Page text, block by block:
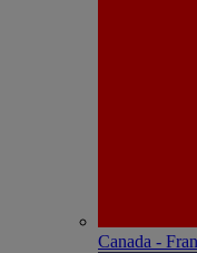
Canada -